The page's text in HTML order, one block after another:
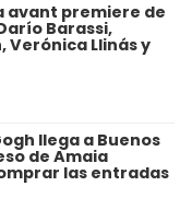
avant premiere de
Barassi,
Llinás y
llega a Buenos
de Amaia
las entradas